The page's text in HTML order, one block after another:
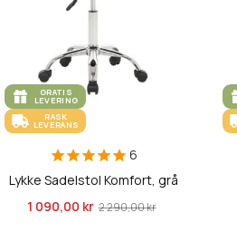
GRATIS
LEVERING
RASK
LEVERANS
6
Lykke Sadelstol Komfort, grå
1 090,00 kr 2 290,00 kr